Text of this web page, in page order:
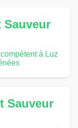
Sauveur
à Luz
Sauveur